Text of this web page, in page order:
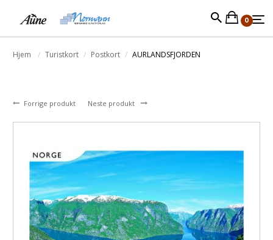
0
Hjem Turistkort Postkort AURLANDSFJORDEN
Forrige produkt Neste produkt